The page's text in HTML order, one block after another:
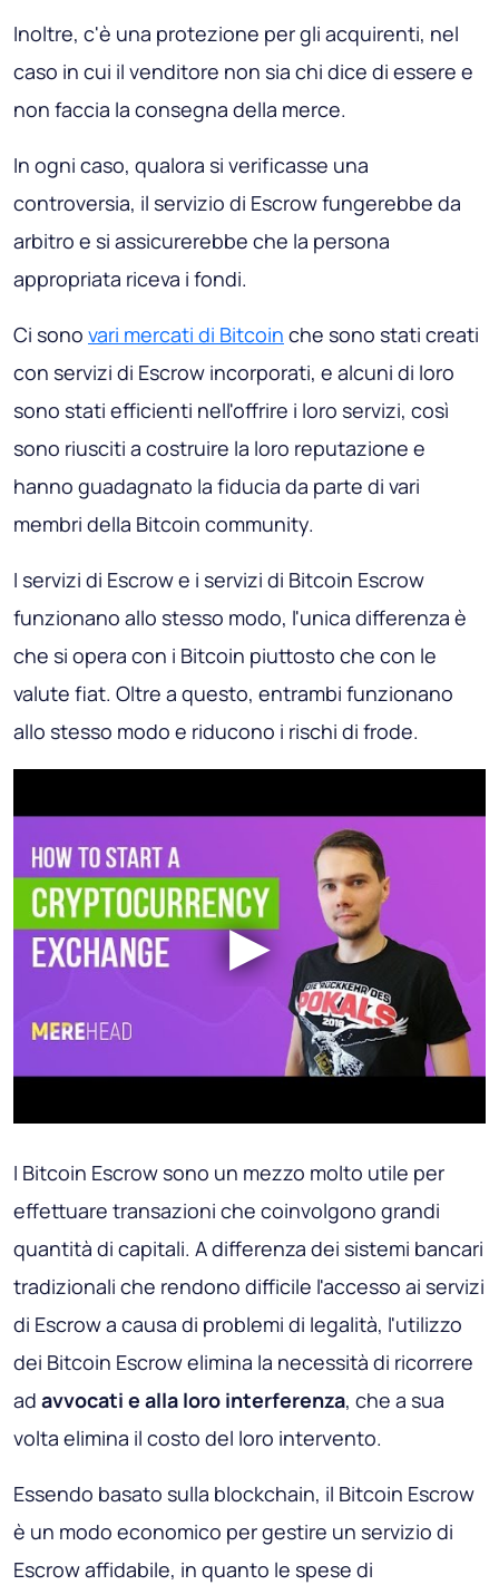
Inoltre, c'è una protezione per gli acquirenti, nel
caso in cui il venditore non sia chi dice di essere e
non faccia la consegna della merce.
In ogni caso, qualora si verificasse una
controversia, il servizio di Escrow fungerebbe da
arbitro e si assicurerebbe che la persona
appropriata riceva i fondi.
Ci sono vari mercati di Bitcoin che sono stati creati
con servizi di Escrow incorporati, e alcuni di loro
sono stati efficienti nell'offrire i loro servizi, così
sono riusciti a costruire la loro reputazione e
hanno guadagnato la fiducia da parte di vari
membri della Bitcoin community.
I servizi di Escrow e i servizi di Bitcoin Escrow
funzionano allo stesso modo, l'unica differenza è
che si opera con i Bitcoin piuttosto che con le
valute fiat. Oltre a questo, entrambi funzionano
allo stesso modo e riducono i rischi di frode.
I Bitcoin Escrow sono un mezzo molto utile per
effettuare transazioni che coinvolgono grandi
quantità di capitali. A differenza dei sistemi bancari
tradizionali che rendono difficile l'accesso ai servizi
di Escrow a causa di problemi di legalità, l'utilizzo
dei Bitcoin Escrow elimina la necessità di ricorrere
ad avvocati e alla loro interferenza, che a sua
volta elimina il costo del loro intervento.
Essendo basato sulla blockchain, il Bitcoin Escrow
è un modo economico per gestire un servizio di
Escrow affidabile, in quanto le spese di